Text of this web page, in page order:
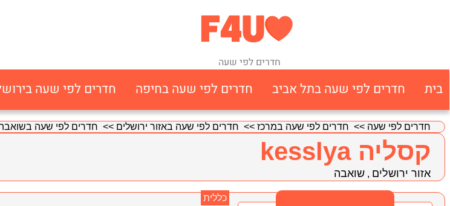
חדרים לפי שעה
בית חדרים לפי שעה בתל אביב חדרים לפי שעה בחיפה חדרים לפי שעה
חדרים לפי שעה >> חדרים לפי שעה במרכז >> חדרים לפי שעה באזור ירושלים >> חדרים לפי שעה
קסליה kesslya
אזור ירושלים , שואבה
כללית